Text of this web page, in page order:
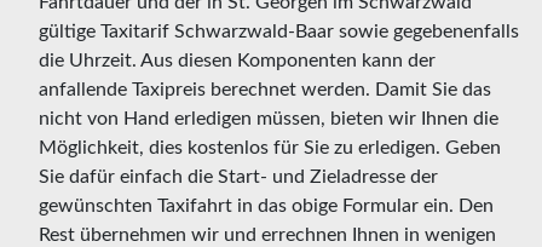
gültige Taxitarif Schwarzwald-Baar sowie gegebenenfalls
die Uhrzeit. Aus diesen Komponenten kann der
anfallende Taxipreis berechnet werden. Damit Sie das
nicht von Hand erledigen müssen, bieten wir Ihnen die
Möglichkeit, dies kostenlos für Sie zu erledigen. Geben
Sie dafür einfach die Start- und Zieladresse der
gewünschten Taxifahrt in das obige Formular ein. Den
Rest übernehmen wir und errechnen Ihnen in wenigen